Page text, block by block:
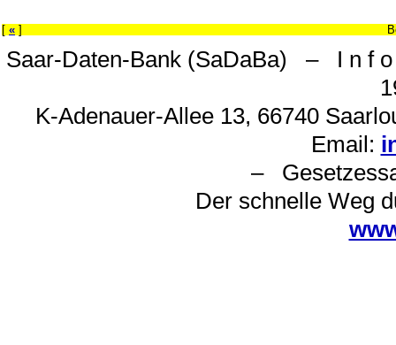
[ « ]
Saar-Daten-Bank (SaDaBa) – I n f
K-Adenauer-Allee 13, 66740
Email:
–
Der schnelle Weg